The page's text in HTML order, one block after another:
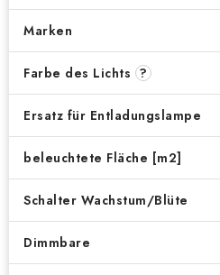
Marken
Farbe des Lichts ?
Ersatz für Entladungslampe
beleuchtete Fläche [m2]
Schalter Wachstum/Blüte
Dimmbare